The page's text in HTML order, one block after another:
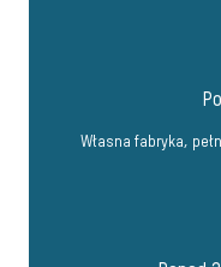
Własna fabryka,